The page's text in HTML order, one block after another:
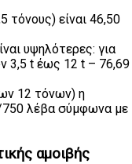
τόνους) είναι 46,50
υψηλότερες: για
3,5 t έως 12 t – 76,69
12 τόνων) η
750 λέβα σύμφωνα με
αμοιβής